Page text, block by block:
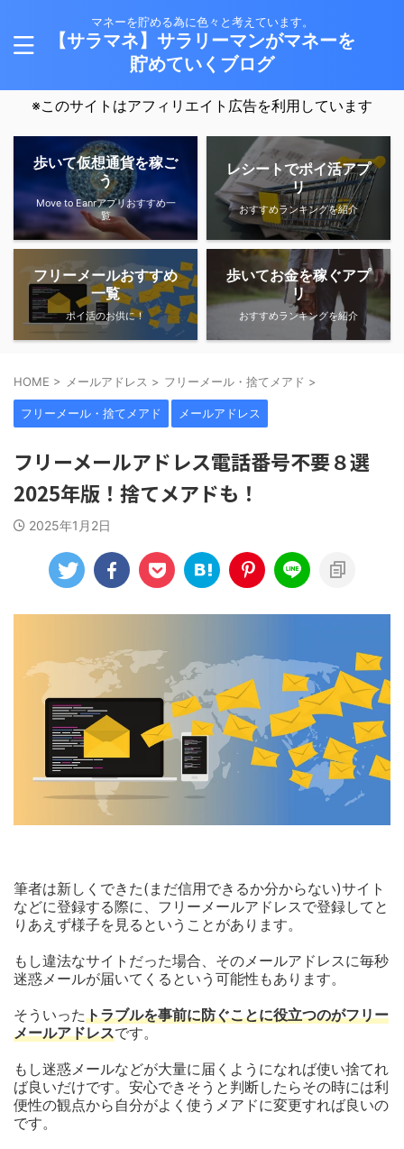
マネーを貯める為に色々と考えています。
【サラマネ】サラリーマンがマネーを
貯めていくブログ
※このサイトはアフィリエイト広告を利用しています
歩いて仮想通貨を稼ご
う
Move to Eanrアプリおすすめ一
覧
レシートでポイ活アプ
リ
おすすめランキングを紹介
フリーメールおすすめ
一覧
ポイ活のお供に！
歩いてお金を稼ぐアプ
リ
おすすめランキングを紹介
HOME > メールアドレス > フリーメール・捨てメアド >
フリーメール・捨てメアド メールアドレス
フリーメールアドレス電話番号不要８選
2025年版！捨てメアドも！
2025年1月2日
筆者は新しくできた(まだ信用できるか分からない)サイト
などに登録する際に、フリーメールアドレスで登録してと
りあえず様子を見るということがあります。
もし違法なサイトだった場合、そのメールアドレスに毎秒
迷惑メールが届いてくるという可能性もあります。
そういったトラブルを事前に防ぐことに役立つのがフリー
メールアドレスです。
もし迷惑メールなどが大量に届くようになれば使い捨てれ
ば良いだけです。安心できそうと判断したらその時には利
便性の観点から自分がよく使うメアドに変更すれば良いの
です。